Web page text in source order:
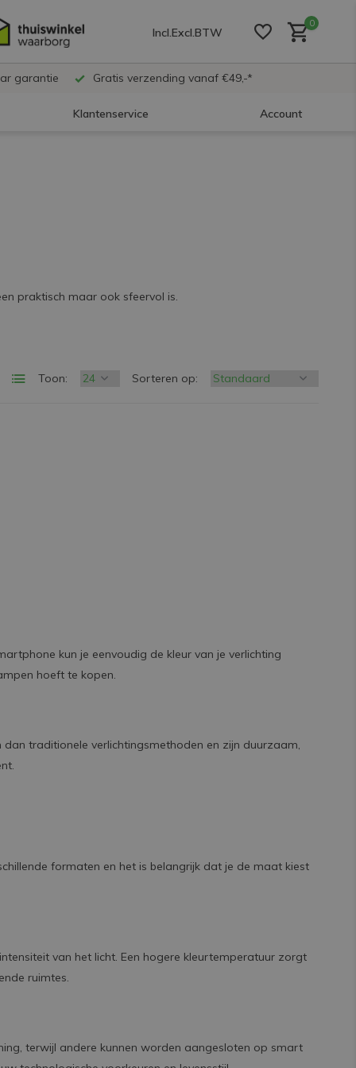
Incl.Excl.BTW
0
garantie Gratis verzending vanaf €49,-*
Klantenservice Account
praktisch maar ook sfeervol is.
Toon: Sorteren op:
kun je eenvoudig de kleur van je verlichting
hoeft te kopen.
dan traditionele verlichtingsmethoden en zijn duurzaam,
formaten en het is belangrijk dat je de maat kiest
van het licht. Een hogere kleurtemperatuur zorgt
ruimtes.
terwijl andere kunnen worden aangesloten op smart